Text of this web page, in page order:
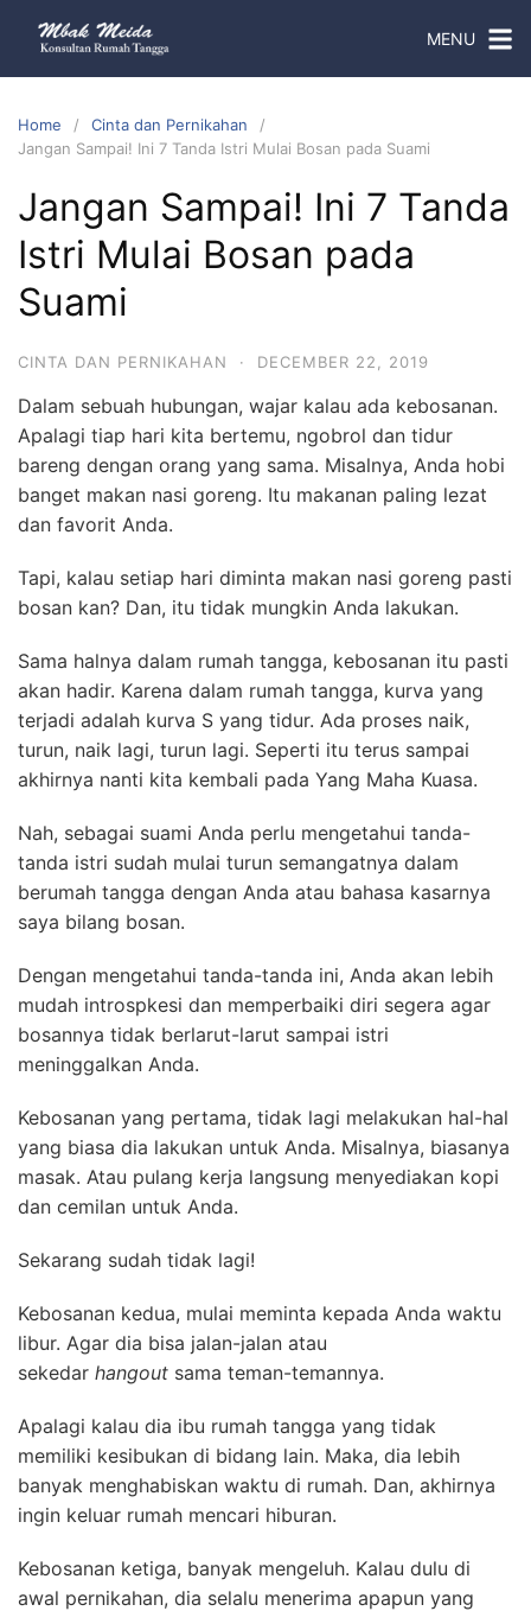
MENU
Home
Cinta dan Pernikahan
Jangan Sampai! Ini 7 Tanda Istri Mulai Bosan pada Suami
Jangan Sampai! Ini 7 Tanda
Istri Mulai Bosan pada
Suami
CINTA DAN PERNIKAHAN · DECEMBER 22, 2019
Dalam sebuah hubungan, wajar kalau ada kebosanan.
Apalagi tiap hari kita bertemu, ngobrol dan tidur
bareng dengan orang yang sama. Misalnya, Anda hobi
banget makan nasi goreng. Itu makanan paling lezat
dan favorit Anda.
Tapi, kalau setiap hari diminta makan nasi goreng pasti
bosan kan? Dan, itu tidak mungkin Anda lakukan.
Sama halnya dalam rumah tangga, kebosanan itu pasti
akan hadir. Karena dalam rumah tangga, kurva yang
terjadi adalah kurva S yang tidur. Ada proses naik,
turun, naik lagi, turun lagi. Seperti itu terus sampai
akhirnya nanti kita kembali pada Yang Maha Kuasa.
Nah, sebagai suami Anda perlu mengetahui tanda-
tanda istri sudah mulai turun semangatnya dalam
berumah tangga dengan Anda atau bahasa kasarnya
saya bilang bosan.
Dengan mengetahui tanda-tanda ini, Anda akan lebih
mudah introspkesi dan memperbaiki diri segera agar
bosannya tidak berlarut-larut sampai istri
meninggalkan Anda.
Kebosanan yang pertama, tidak lagi melakukan hal-hal
yang biasa dia lakukan untuk Anda. Misalnya, biasanya
masak. Atau pulang kerja langsung menyediakan kopi
dan cemilan untuk Anda.
Sekarang sudah tidak lagi!
Kebosanan kedua, mulai meminta kepada Anda waktu
libur. Agar dia bisa jalan-jalan atau
sekedar hangout sama teman-temannya.
Apalagi kalau dia ibu rumah tangga yang tidak
memiliki kesibukan di bidang lain. Maka, dia lebih
banyak menghabiskan waktu di rumah. Dan, akhirnya
ingin keluar rumah mencari hiburan.
Kebosanan ketiga, banyak mengeluh. Kalau dulu di
awal pernikahan, dia selalu menerima apapun yang